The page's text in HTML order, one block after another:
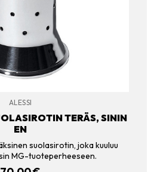
ALESSI
TERÄS, SININ
EN
suolasirotin, joka kuuluu
MG-tuoteperheeseen.